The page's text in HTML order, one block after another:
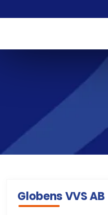
Globens VVS AB